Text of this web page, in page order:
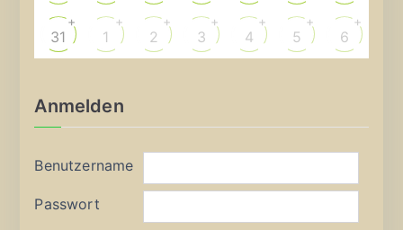
31
+
1
+
2
+
3
+
4
+
5
+
6
+
Anmelden
Benutzername
Passwort